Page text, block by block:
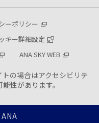
ーポリシー
キー詳細設定
ANA SKY WEB
の場合はアクセシビリテ
性があります。